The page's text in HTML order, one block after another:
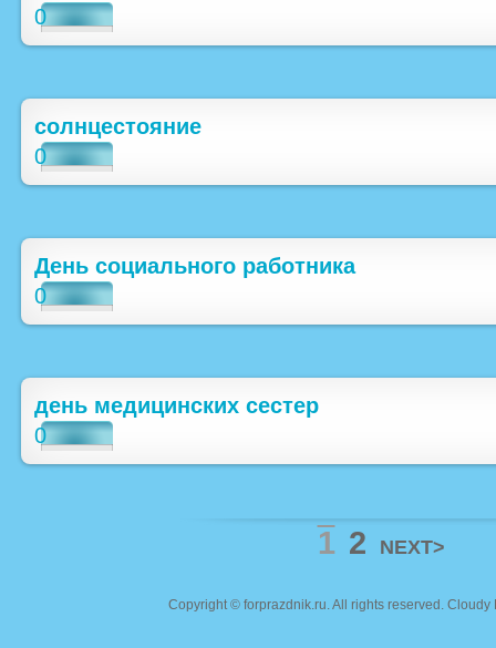
0
солнцестояние
0
День социального работника
0
день медицинских сестер
0
1 2 NEXT>
Copyright © forprazdnik.ru. All rights reserved.